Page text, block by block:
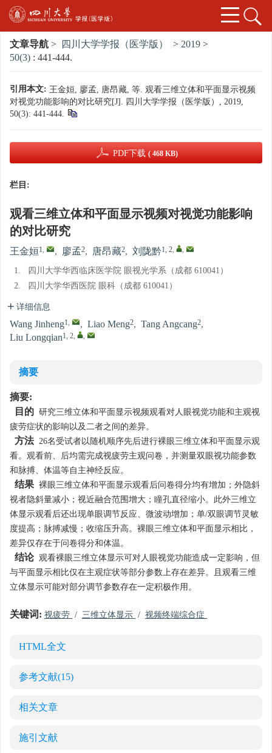
文章导航 > 四川大学学报（医学版） > 2019 >
50(3) : 441-444.
引用本文: 王金姮, 廖孟, 唐昂藏, 等. 观看三维立体和平面显示视频
对视觉功能影响的对比研究[J]. 四川大学学报（医学版）, 2019,
50(3): 441-444.
PDF下载 ( 468 KB)
栏目:
观看三维立体和平面显示视频对视觉功能影响
的对比研究
王金姮1, , 廖孟2, 唐昂藏2, 刘陇黔1, 2, ,
1.
四川大学华西临床医学院 眼视光学系（成都 610041）
2.
四川大学华西医院 眼科（成都 610041）
详细信息
Wang Jinheng1, , Liao Meng2, Tang Angcang2,
Liu Longqian1, 2, ,
摘要
摘要:
目的 研究三维立体和平面显示视频观看对人眼视觉功能和主观视
疲劳症状的影响以及二者之间的差异。
方法26名受试者以随机顺序先后进行裸眼三维立体和平面显示观
看。观看前、后均需完成视疲劳主观问卷，并测量双眼视功能参数
和脉搏、体温等自主神经反应。
结果 裸眼三维立体和平面显示观看后问卷得分均有增加；外隐斜
视者隐斜量减小；视近融合范围增大；瞳孔直径缩小。此外三维立
体显示观看后还出现单眼调节反应、微波动增加；单/双眼调节灵敏
度提高；脉搏减慢；收缩压升高。裸眼三维立体和平面显示相比，
差异仅存在于问卷得分和体温。
结论观看裸眼三维立体显示可对人眼视觉功能造成一定影响，但
与平面显示相比仅在主观症状等部分参数上存在差异。且观看三维
立体显示可能对部分调节参数存在一定积极作用。
关键词: 视疲劳 / 三维立体显示 / 视频终端综合症
HTML全文
参考文献(15)
相关文章
施引文献